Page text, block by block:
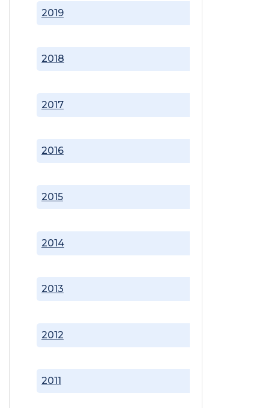
2011
2012
2013
2014
2015
2016
2017
2018
2019